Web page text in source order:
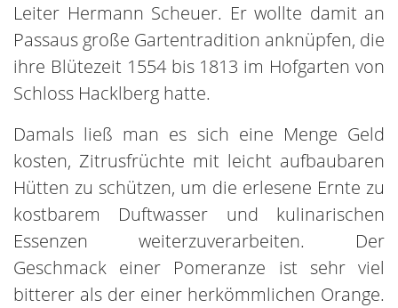
Leiter Hermann Scheuer. Er wollte damit an
Passaus große Gartentradition anknüpfen, die
ihre Blütezeit 1554 bis 1813 im Hofgarten von
Schloss Hacklberg hatte.
Damals ließ man es sich eine Menge Geld
kosten, Zitrusfrüchte mit leicht aufbaubaren
Hütten zu schützen, um die erlesene Ernte zu
kostbarem Duftwasser und kulinarischen
Essenzen weiterzuverarbeiten. Der
Geschmack einer Pomeranze ist sehr viel
bitterer als der einer herkömmlichen Orange.